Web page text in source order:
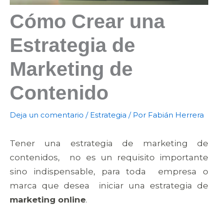
Cómo Crear una
Estrategia de
Marketing de
Contenido
Deja un comentario / Estrategia / Por Fabián Herrera
Tener una estrategia de marketing de
contenidos, no es un requisito importante
sino indispensable, para toda empresa o
marca que desea iniciar una estrategia de
marketing online.